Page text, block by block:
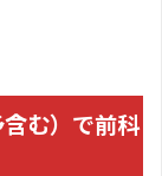
む）で前科